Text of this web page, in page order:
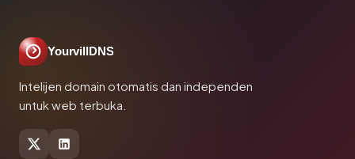
YourvillDNS
Intelijen domain otomatis dan independen
untuk web terbuka.